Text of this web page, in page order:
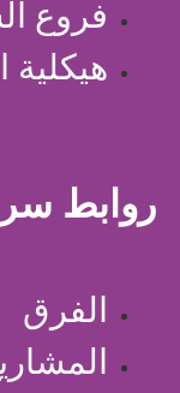
فروع
هيكلية
روابط
الفرق